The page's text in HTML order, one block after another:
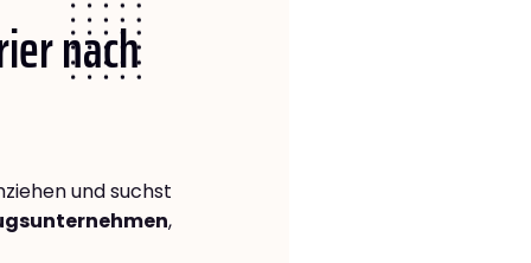
nach
und suchst
,